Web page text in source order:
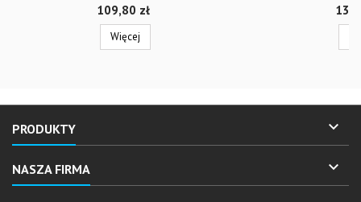
Cena
109,80 zł
Więcej
Cena
PRODUKTY 
NASZA FIRMA 